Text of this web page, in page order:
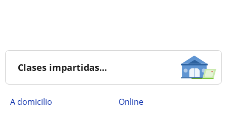
Clases impartidas...
a domicilio online